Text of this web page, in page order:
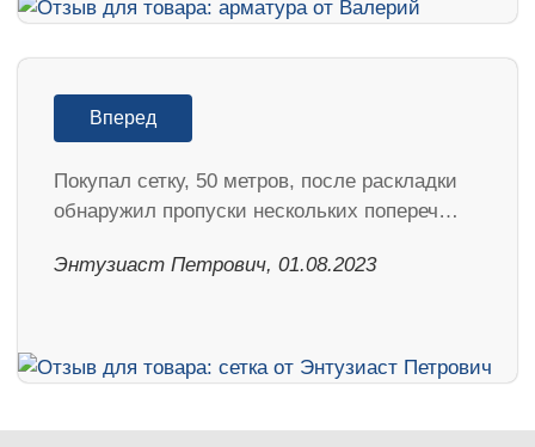
Вперед
Покупал сетку, 50 метров, после раскладки
обнаружил пропуски нескольких попереч…
Энтузиаст Петрович, 01.08.2023